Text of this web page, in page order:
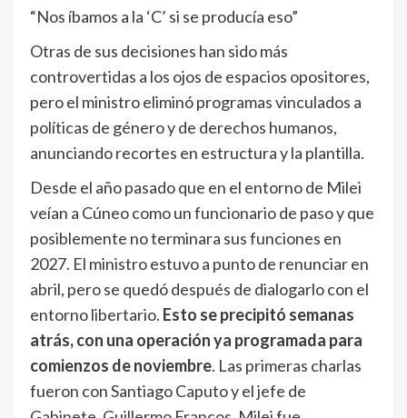
“Nos íbamos a la ‘C’ si se producía eso”
Otras de sus decisiones han sido más
controvertidas a los ojos de espacios opositores,
pero el ministro eliminó programas vinculados a
políticas de género y de derechos humanos,
anunciando recortes en estructura y la plantilla.
Desde el año pasado que en el entorno de Milei
veían a Cúneo como un funcionario de paso y que
posiblemente no terminara sus funciones en
2027. El ministro estuvo a punto de renunciar en
abril, pero se quedó después de dialogarlo con el
entorno libertario. Esto se precipitó semanas
atrás, con una operación ya programada para
comienzos de noviembre. Las primeras charlas
fueron con Santiago Caputo y el jefe de